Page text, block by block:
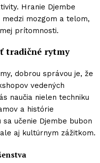
Hranie Djembe
mozgom a telom,
prítomnosti.
tradičné rytmy
dobrou správou je, že
vedených
naučia nielen techniku
a histórie
učenie Djembe bubon
aj kultúrnym zážitkom.